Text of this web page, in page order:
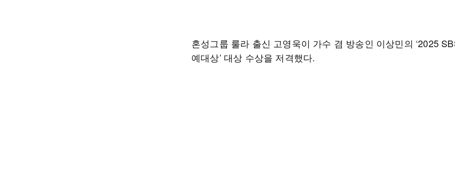
혼성그룹 룰라 출신 고영욱이 가수 겸 방송인 이상민의 ‘2025
예대상’ 대상 수상을 저격했다.